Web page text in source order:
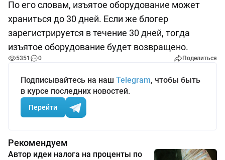
По его словам, изъятое оборудование может
храниться до 30 дней. Если же блогер
зарегистрируется в течение 30 дней, тогда
изъятое оборудование будет возвращено.
5351 0 Поделиться
Подписывайтесь на наш Telegram, чтобы быть
в курсе последних новостей.
Перейти
Рекомендуем
Автор идеи налога на проценты по